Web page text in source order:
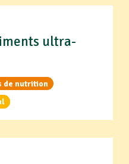
ultra-
de nutrition